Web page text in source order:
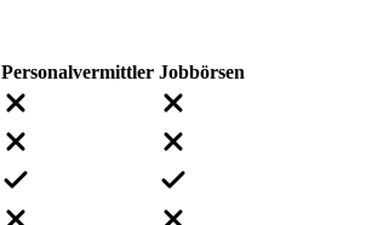
Personalvermittler Jobbörsen